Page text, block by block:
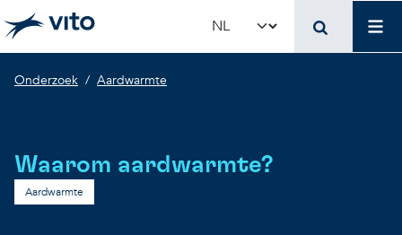
Skip to main content
Select your language
Breadcrumb
Onderzoek Aardwarmte
Waarom aardwarmte?
Aardwarmte